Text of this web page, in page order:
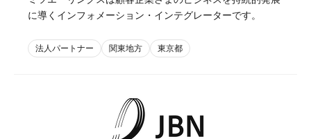
に導くインフォメーション・インテグレーターです。
法人パートナー 関東地方 東京都